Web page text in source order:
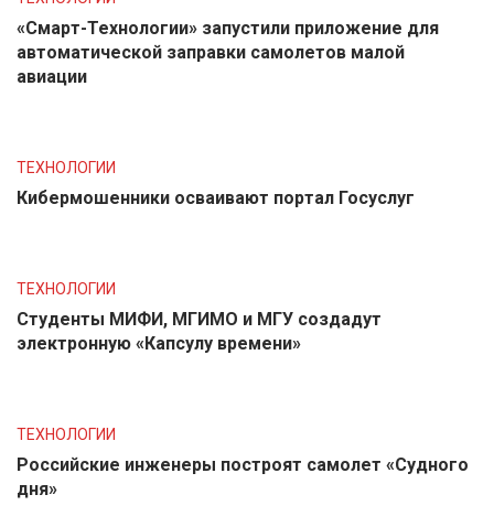
«Смарт-Технологии» запустили приложение для
автоматической заправки самолетов малой
авиации
ТЕХНОЛОГИИ
Кибермошенники осваивают портал Госуслуг
ТЕХНОЛОГИИ
Студенты МИФИ, МГИМО и МГУ создадут
электронную «Капсулу времени»
ТЕХНОЛОГИИ
Российские инженеры построят самолет «Судного
дня»